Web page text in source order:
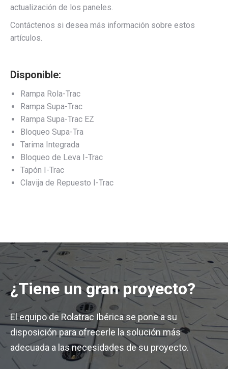
actualización de los paneles.
Contáctenos si desea más información sobre estos
artículos.
Disponible:
Rampa Rola-Trac
Rampa Supa-Trac
Rampa Supa-Trac EZ
Bloqueo Supa-Tra
Tarima Integrada
Bloqueo de Leva I-Trac
Tapón I-Trac
Clavija de Repuesto I-Trac
¿Tiene un gran proyecto?
El equipo de Rolatrac Ibérica se pone a su
disposición para ofrecerle la solución más
adecuada a las necesidades de su proyecto.